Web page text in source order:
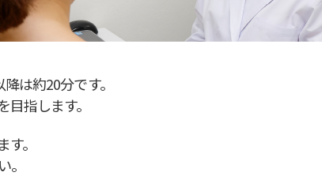
は約20分です。
指します。
。